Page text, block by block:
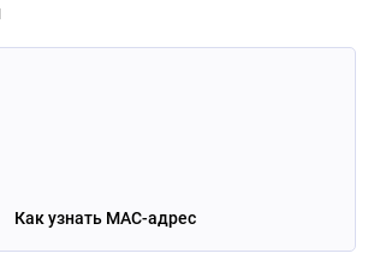
Как узнать MAC-адрес